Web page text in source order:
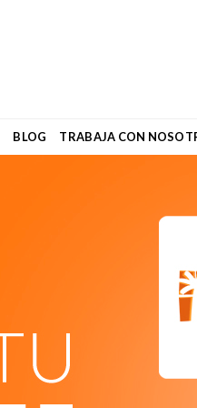
BLOG TRABAJA CON